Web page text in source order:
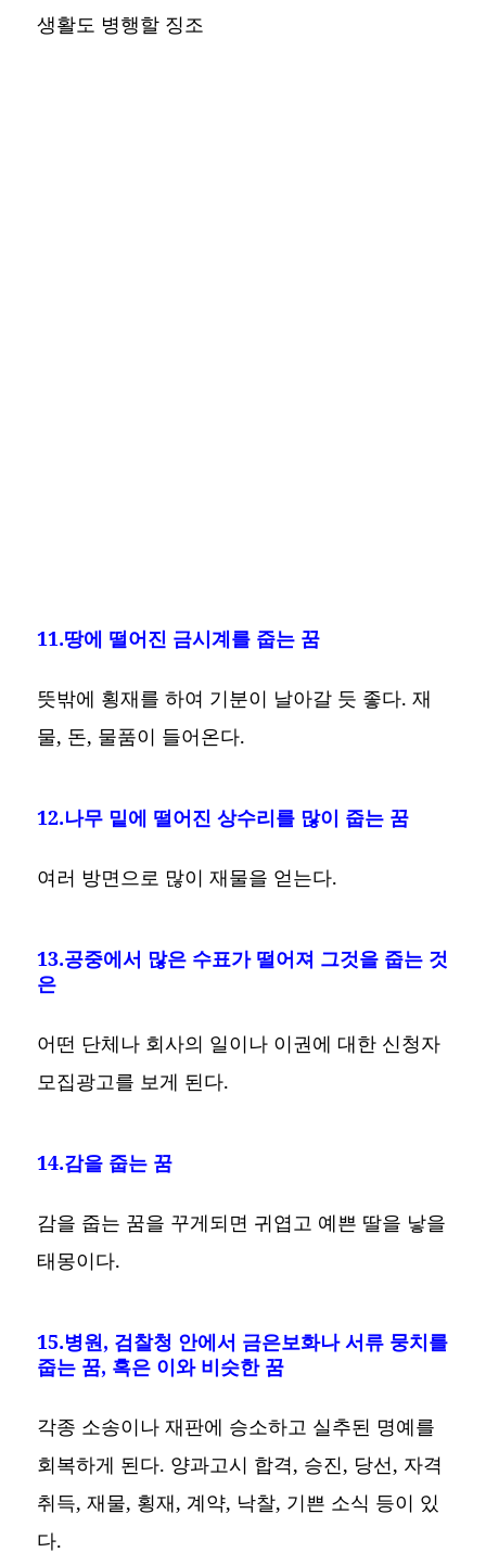
생활도 병행할 징조
11.땅에 떨어진 금시계를 줍는 꿈
뜻밖에 횡재를 하여 기분이 날아갈 듯 좋다. 재
물, 돈, 물품이 들어온다.
12.나무 밑에 떨어진 상수리를 많이 줍는 꿈
여러 방면으로 많이 재물을 얻는다.
13.공중에서 많은 수표가 떨어져 그것을 줍는 것
은
어떤 단체나 회사의 일이나 이권에 대한 신청자
모집광고를 보게 된다.
14.감을 줍는 꿈
감을 줍는 꿈을 꾸게되면 귀엽고 예쁜 딸을 낳을
태몽이다.
15.병원, 검찰청 안에서 금은보화나 서류 뭉치를
줍는 꿈, 혹은 이와 비슷한 꿈
각종 소송이나 재판에 승소하고 실추된 명예를
회복하게 된다. 양과고시 합격, 승진, 당선, 자격
취득, 재물, 횡재, 계약, 낙찰, 기쁜 소식 등이 있
다.